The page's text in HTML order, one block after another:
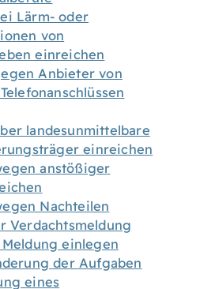
Lärm- oder
von
einreichen
Anbieter von
landesunmittelbare
einreichen
anstößiger
Nachteilen
Verdachtsmeldung
einlegen
der Aufgaben
eines